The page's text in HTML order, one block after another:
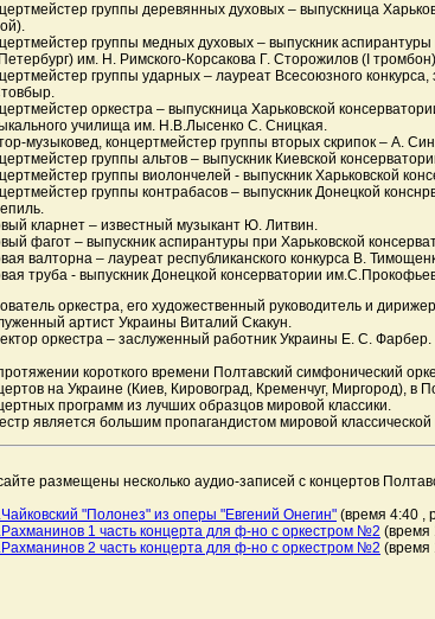
группы деревянных духовых – выпускница
группы медных духовых – выпускник
им. Н. Римского-Корсакова Г. Сторожилов (I
группы ударных – лауреат Всесоюзного
оркестра – выпускница Харьковской
училища им. Н.В.Лысенко С. Сницкая.
музыковед, концертмейстер группы вторых скрипок – А.
группы альтов – выпускник Киевской
группы виолончелей - выпускник Харьковской
группы контрабасов – выпускник Донецкой
кларнет – известный музыкант Ю. Литвин.
фагот – выпускник аспирантуры при Харьковской
валторна – лауреат республиканского конкурса В.
труба - выпускник Донецкой консерватории
оркестра, его художественный руководитель и
артист Украины Виталий Скакун.
оркестра – заслуженный работник Украины Е. С. Фарбер.
короткого времени Полтавский симфонический
на Украине (Киев, Кировоград, Кременчуг, Миргород), в
программ из лучших образцов мировой классики.
является большим пропагандистом мировой
размещены несколько аудио-записей с концертов
"Полонез" из оперы "Евгений Онегин" (время 4:40 ,
1 часть концерта для ф-но с оркестром №2 (время
2 часть концерта для ф-но с оркестром №2 (время